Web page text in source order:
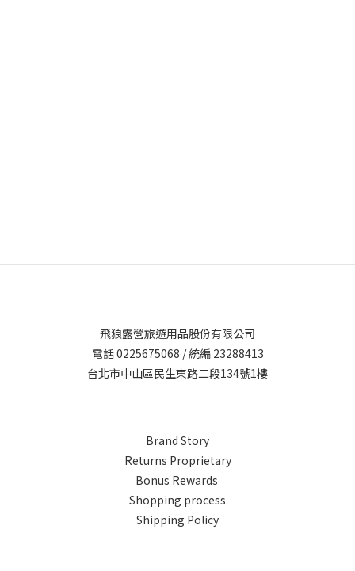
飛狼露營旅遊用品股份有限公司
電話 0225675068 / 統編 23288413
台北市中山區民生東路二段134號1樓
Brand Story
Returns Proprietary
Bonus Rewards
Shopping process
Shipping Policy